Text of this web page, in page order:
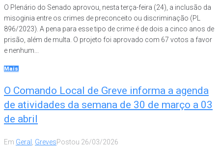
O Plenário do Senado aprovou, nesta terça-feira (24), a inclusão da
misoginia entre os crimes de preconceito ou discriminação (PL
896/2023). A pena para esse tipo de crime é de dois a cinco anos de
prisão, além de multa. O projeto foi aprovado com 67 votos a favor
e nenhum...
Mais
O Comando Local de Greve informa a agenda
de atividades da semana de 30 de março a 03
de abril
Em Geral , GrevesPostou 26/03/2026